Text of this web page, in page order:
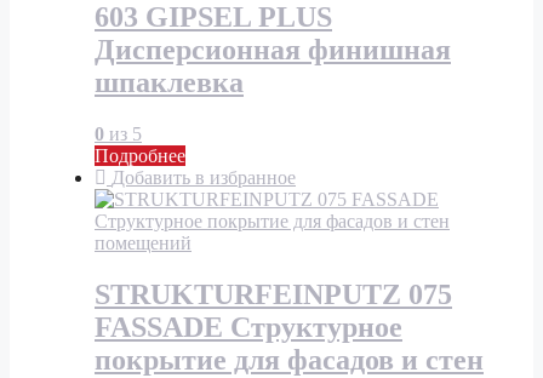
603 GIPSEL PLUS
Дисперсионная финишная
шпаклевка
0 из 5
Подробнее
Добавить в избранное
STRUKTURFEINPUTZ 075
FASSADE Структурное
покрытие для фасадов и стен